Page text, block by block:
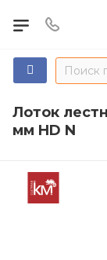
Лоток
мм HD N